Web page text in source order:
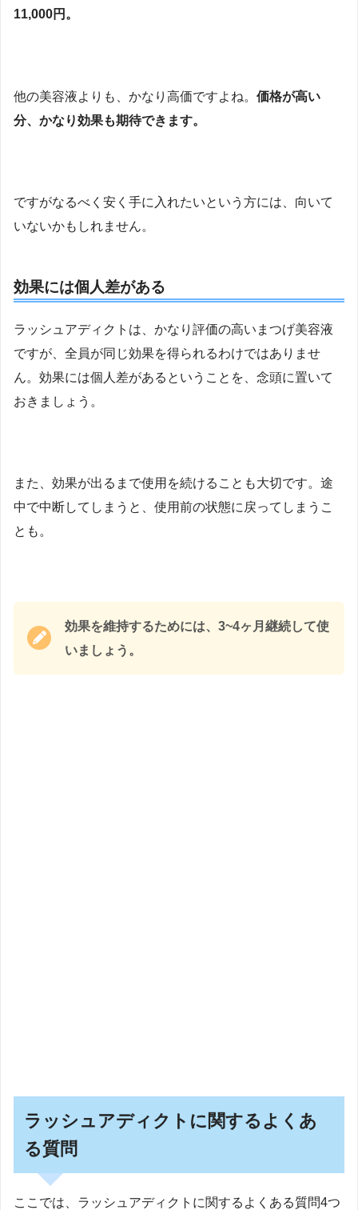
11,000円。
他の美容液よりも、かなり高価ですよね。 価格が高い
分、かなり効果も期待できます。
ですがなるべく安く手に入れたいという方には、向いて
いないかもしれません。
効果には個人差がある
ラッシュアディクトは、かなり評価の高いまつげ美容液
ですが、全員が同じ効果を得られるわけではありませ
ん。効果には個人差があるということを、念頭に置いて
おきましょう。
また、効果が出るまで使用を続けることも大切です。途
中で中断してしまうと、使用前の状態に戻ってしまうこ
とも。
効果を維持するためには、3~4ヶ月継続して使
いましょう。
ラッシュアディクトに関するよくあ
る質問
ここでは、ラッシュアディクトに関するよくある質問4つ